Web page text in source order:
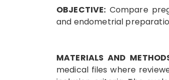
OBJECTIVE: Compare
and endometrial
MATERIALS AND
medical files where